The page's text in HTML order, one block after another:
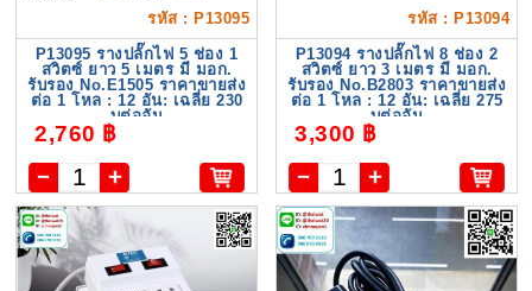
รหัส : P13095
P13095 รางปลั๊กไฟ 5 ช่อง 1
สวิตซ์ ยาว 5 เมตร มี มอก.
รับรอง No.E1505 ราคาขายส่ง
ต่อ 1 โหล : 12 อัน: เฉลี่ย 230
บต่ออัน
2,760 ฿
รหัส : P13094
P13094 รางปลั๊กไฟ 8 ช่อง 2
สวิตซ์ ยาว 3 เมตร มี มอก.
รับรอง No.B2803 ราคาขายส่ง
ต่อ 1 โหล : 12 อัน: เฉลี่ย 275
บต่ออัน
3,300 ฿